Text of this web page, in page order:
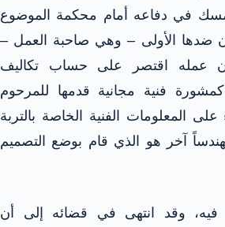
في دفاعه أمام محكمة الموضوع
ضدها الأولى – وهي صاحبة العمل –
عمله اقتصر على حساب تكاليف
كمشورة فنية مجانية قدمها للمرحوم
المعلومات الفنية الخاصة بالتربة
آخر هو الذي قام بوضع التصميم
وقد انتهى في قضائه إلى أن